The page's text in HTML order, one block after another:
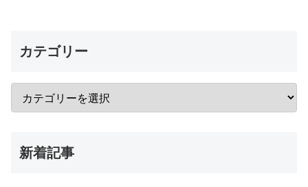
カテゴリー
新着記事